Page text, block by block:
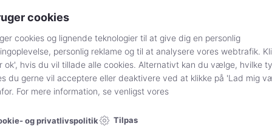
med 2 diskrete hudfarvede elastiske bånd om storetå
til åbne sko. Indlægget kan bruges både med og uden
tager du bare indlægget på først og strømperne
cookies
cookies og lignende teknologier til at give dig en personlig
personlig reklame og til at analysere vores webtrafik.
ok', hvis du vil tillade alle cookies. Alternativt kan du vælge, hvilke
du gerne vil acceptere eller deaktivere ved at klikke på 'Lad mig
For mere information, se venligst vores
og privatlivspolitik Tilpas